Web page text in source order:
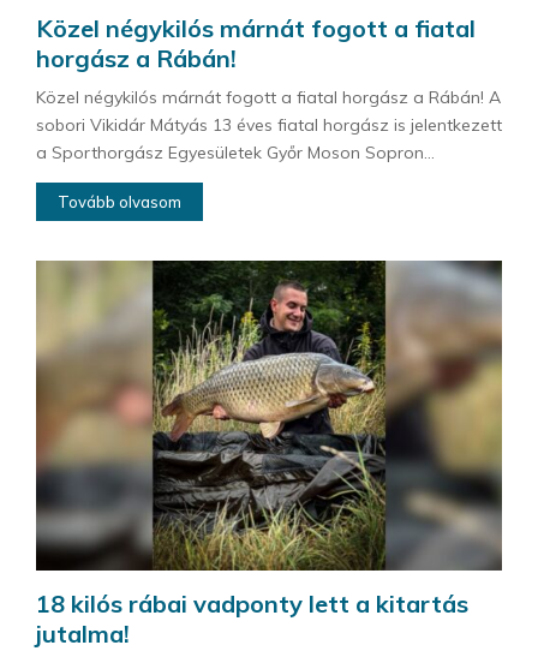
Közel négykilós márnát fogott a fiatal
horgász a Rábán!
Közel négykilós márnát fogott a fiatal horgász a Rábán! A
sobori Vikidár Mátyás 13 éves fiatal horgász is jelentkezett
a Sporthorgász Egyesületek Győr Moson Sopron...
Tovább olvasom
18 kilós rábai vadponty lett a kitartás
jutalma!